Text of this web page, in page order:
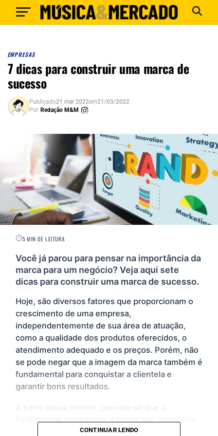
EMPRESAS
7 dicas para construir uma marca de
sucesso
Publicado21 mar 2022em21/03/2022
Por Redação M&M
5 MIN DE LEITURA
Você já parou para pensar na importância da
marca para um negócio? Veja aqui sete
dicas para construir uma marca de sucesso.
Hoje, são diversos fatores que proporcionam o
crescimento de uma empresa,
independentemente de sua área de atuação,
como a qualidade dos produtos oferecidos, o
atendimento adequado e os preços. Porém, não
se pode negar que a imagem da marca também é
fundamental para conquistar a clientela e
garantir bons resultados.
A partir dessa diretriz, percebe-se que é
o “DNA” da empresa, criando uma conexão com o
CONTINUAR LENDO